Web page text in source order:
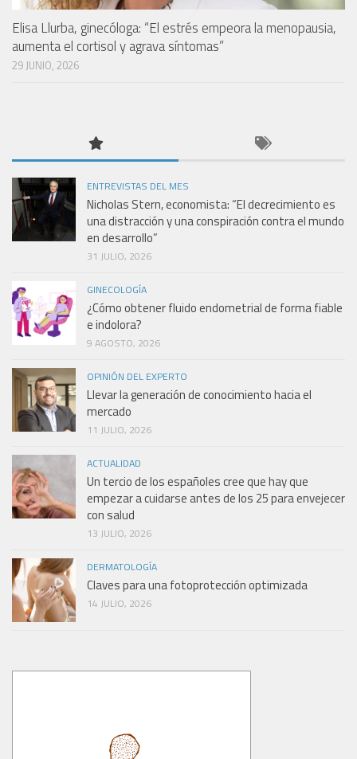
Elisa Llurba, ginecóloga: “El estrés empeora la menopausia,
aumenta el cortisol y agrava síntomas”
29 JUNIO, 2026
ENTREVISTAS DEL MES
Nicholas Stern, economista: “El decrecimiento es
una distracción y una conspiración contra el mundo
en desarrollo”
31 JULIO, 2026
GINECOLOGÍA
¿Cómo obtener fluido endometrial de forma fiable
e indolora?
9 AGOSTO, 2026
OPINIÓN DEL EXPERTO
Llevar la generación de conocimiento hacia el
mercado
11 JULIO, 2026
ACTUALIDAD
Un tercio de los españoles cree que hay que
empezar a cuidarse antes de los 25 para envejecer
con salud
13 JULIO, 2026
DERMATOLOGÍA
Claves para una fotoprotección optimizada
14 JULIO, 2026